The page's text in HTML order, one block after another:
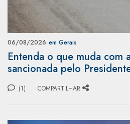
06/08/2026 em Gerais
Entenda o que muda com
sancionada pelo
(1) COMPARTILHAR